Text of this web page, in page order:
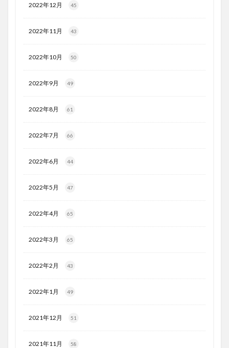
2022年12月 45
2022年11月 43
2022年10月 50
2022年9月 49
2022年8月 61
2022年7月 66
2022年6月 44
2022年5月 47
2022年4月 65
2022年3月 65
2022年2月 43
2022年1月 49
2021年12月 51
2021年11月 58